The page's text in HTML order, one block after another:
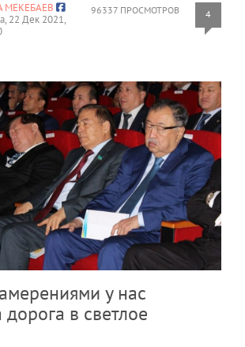
96337 ПРОСМОТРОВ 4
МЕКЕБАЕВ
22 Дек 2021,
у нас
в светлое